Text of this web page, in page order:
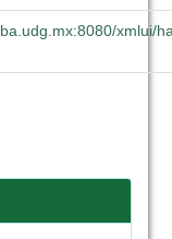
xmlui/